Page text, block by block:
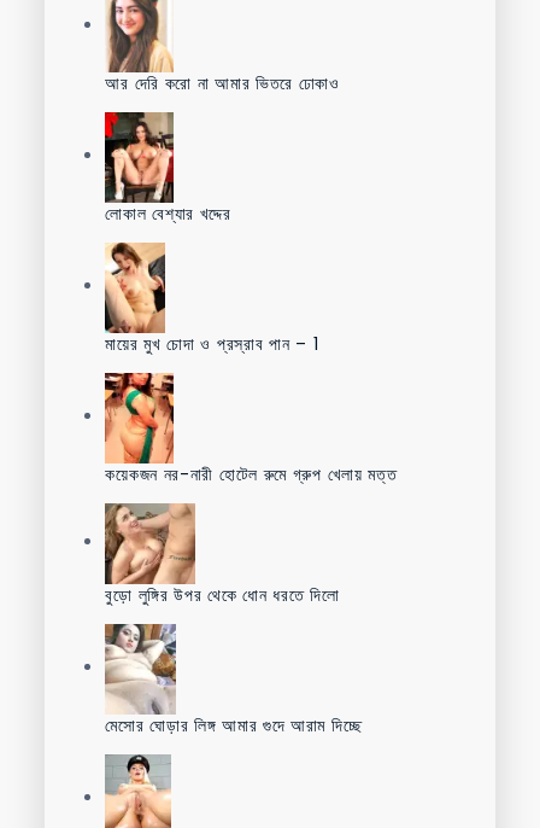
আর দেরি করো না আমার ভিতরে ঢোকাও
লোকাল বেশ্যার খদ্দের
মায়ের মুখ চোদা ও প্রস্রাব পান – 1
কয়েকজন নর-নারী হোটেল রুমে গ্রুপ খেলায় মত্ত
বুড়ো লুঙ্গির উপর থেকে ধোন ধরতে দিলো
মেসোর ঘোড়ার লিঙ্গ আমার গুদে আরাম দিচ্ছে